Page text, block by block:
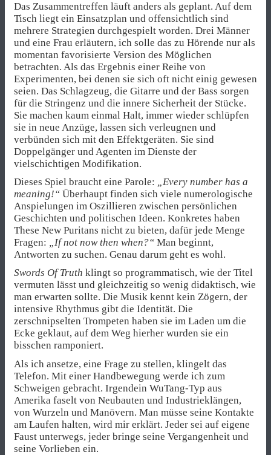
Das Zusammentreffen läuft anders als geplant. Auf dem
Tisch liegt ein Einsatzplan und offensichtlich sind
mehrere Strategien durchgespielt worden. Drei Männer
und eine Frau erläutern, ich solle das zu Hörende nur als
momentan favorisierte Version des Möglichen
betrachten. Als das Ergebnis einer Reihe von
Experimenten, bei denen sie sich oft nicht einig gewesen
seien. Das Schlagzeug, die Gitarre und der Bass sorgen
für die Stringenz und die innere Sicherheit der Stücke.
Sie machen kaum einmal Halt, immer wieder schlüpfen
sie in neue Anzüge, lassen sich verleugnen und
verbünden sich mit den Effektgeräten. Sie sind
Doppelgänger und Agenten im Dienste der
vielschichtigen Modifikation.
Dieses Spiel braucht eine Parole: „Every number has a
meaning!“ Überhaupt finden sich viele numerologische
Anspielungen im Oszillieren zwischen persönlichen
Geschichten und politischen Ideen. Konkretes haben
These New Puritans nicht zu bieten, dafür jede Menge
Fragen: „If not now then when?“ Man beginnt,
Antworten zu suchen. Genau darum geht es wohl.
Swords Of Truth klingt so programmatisch, wie der Titel
vermuten lässt und gleichzeitig so wenig didaktisch, wie
man erwarten sollte. Die Musik kennt kein Zögern, der
intensive Rhythmus gibt die Identität. Die
zerschnipselten Trompeten haben sie im Laden um die
Ecke geklaut, auf dem Weg hierher wurden sie ein
bisschen ramponiert.
Als ich ansetze, eine Frage zu stellen, klingelt das
Telefon. Mit einer Handbewegung werde ich zum
Schweigen gebracht. Irgendein WuTang-Typ aus
Amerika faselt von Neubauten und Industrieklängen,
von Wurzeln und Manövern. Man müsse seine Kontakte
am Laufen halten, wird mir erklärt. Jeder sei auf eigene
Faust unterwegs, jeder bringe seine Vergangenheit und
seine Vorlieben ein.